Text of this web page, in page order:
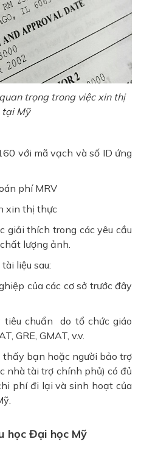
trọng trong việc xin thị
tại Mỹ
với mã vạch và số ID ứng
phí MRV
xin thị thực
giải thích trong các yêu cầu
lượng ảnh.
liệu sau:
của các cơ sở trước đây
chuẩn do tổ chức giáo
GRE, GMAT, v.v.
bạn hoặc người bảo trợ
nhà tài trợ chính phủ) có đủ
phí đi lại và sinh hoạt của
học Đại học Mỹ